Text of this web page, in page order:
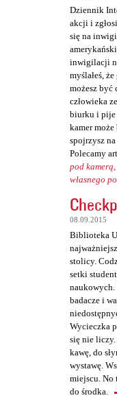
Dziennik
akcji i
się na
inwigilacji
myślałeś,
możesz być
człowieka
biurku i pije
kamer
spojrzysz
Polecamy
pod
własnego
08.09.2015
Biblioteka
stolicy.
setki
naukowych.
badacze i
Wycieczka
się nie
kawę, do
wystawę.
miejscu. No
do środka.